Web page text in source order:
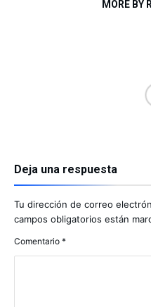
MORE BY
Deja una respuesta
Tu dirección de correo
campos obligatorios están
Comentario *